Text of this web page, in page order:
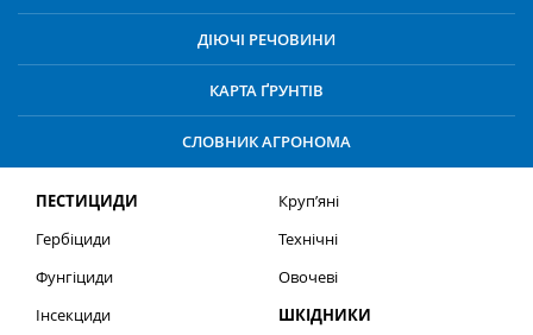
ДІЮЧІ РЕЧОВИНИ
КАРТА ҐРУНТІВ
СЛОВНИК АГРОНОМА
ПЕСТИЦИДИ
Гербіциди
Фунгіциди
Інсекциди
Круп’яні
Технічні
Овочеві
ШКІДНИКИ